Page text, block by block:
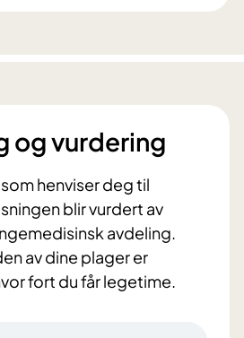
og vurdering
henviser deg til
blir vurdert av
avdeling.
av dine plager er
fort du får legetime.